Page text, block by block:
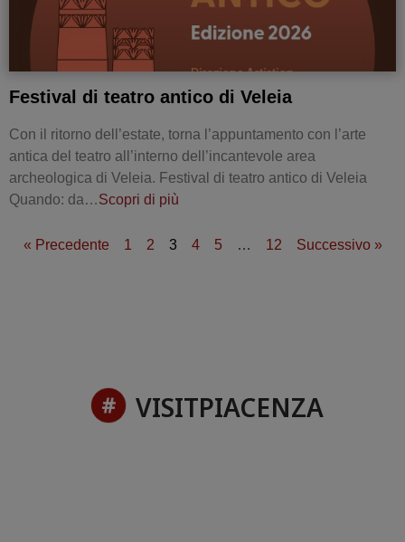
Festival di teatro antico di Veleia
Con il ritorno dell’estate, torna l’appuntamento con l’arte
antica del teatro all’interno dell’incantevole area
archeologica di Veleia. Festival di teatro antico di Veleia
Quando: da…Scopri di più
« Precedente 1 2 3 4 5 … 12 Successivo »
VISITPIACENZA